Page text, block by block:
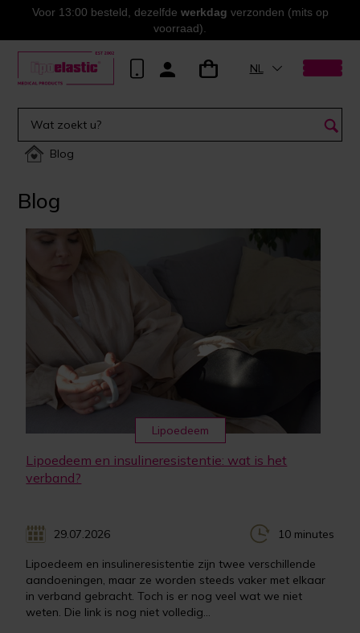
Voor 13:00 besteld, dezelfde werkdag verzonden (mits op
voorraad).
NL
Blog
Blog
Lipoedeem
Lipoedeem en insulineresistentie: wat is het
verband?
29.07.2026 10 minutes
Lipoedeem en insulineresistentie zijn twee verschillende
aandoeningen, maar ze worden steeds vaker met elkaar
in verband gebracht. Toch is er nog veel wat we niet
weten. Die link is nog niet volledig...